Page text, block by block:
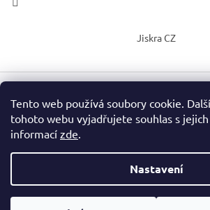
Tento web používá soubory cookie.
tohoto webu vyjadřujete souhlas s
informací zde.
Nastavení
Vážení zákazníci, o prázdninách mohou být
Jiskra CZ
Vytvořil Shoptet
Upravit nastavení cookies
Podle zákona o evidenci tržeb je